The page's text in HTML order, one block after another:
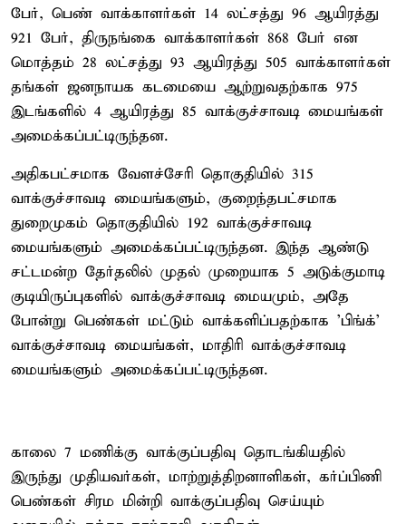
பேர், பெண் வாக்காளர்கள் 14 லட்சத்து 96 ஆயிரத்து
921 பேர், திருநங்கை வாக்காளர்கள் 868 பேர் என
மொத்தம் 28 லட்சத்து 93 ஆயிரத்து 505 வாக்காளர்கள்
தங்கள் ஜனநாயக கடமையை ஆற்றுவதற்காக 975
இடங்களில் 4 ஆயிரத்து 85 வாக்குச்சாவடி மையங்கள்
அமைக்கப்பட்டிருந்தன.
அதிகபட்சமாக வேளச்சேரி தொகுதியில் 315
வாக்குச்சாவடி மையங்களும், குறைந்தபட்சமாக
துறைமுகம் தொகுதியில் 192 வாக்குச்சாவடி
மையங்களும் அமைக்கப்பட்டிருந்தன. இந்த ஆண்டு
சட்டமன்ற தேர்தலில் முதல் முறையாக 5 அடுக்குமாடி
குடியிருப்புகளில் வாக்குச்சாவடி மையமும், அதே
போன்று பெண்கள் மட்டும் வாக்களிப்பதற்காக 'பிங்க்'
வாக்குச்சாவடி மையங்கள், மாதிரி வாக்குச்சாவடி
மையங்களும் அமைக்கப்பட்டிருந்தன.
காலை 7 மணிக்கு வாக்குப்பதிவு தொடங்கியதில்
இருந்து முதியவர்கள், மாற்றுத்திறனாளிகள், கர்ப்பிணி
பெண்கள் சிரம மின்றி வாக்குப்பதிவு செய்யும்